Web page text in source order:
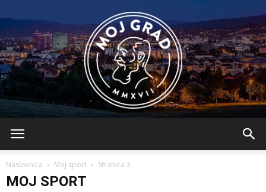
Naslovnica Moj sport Stranica 3
MOJ SPORT